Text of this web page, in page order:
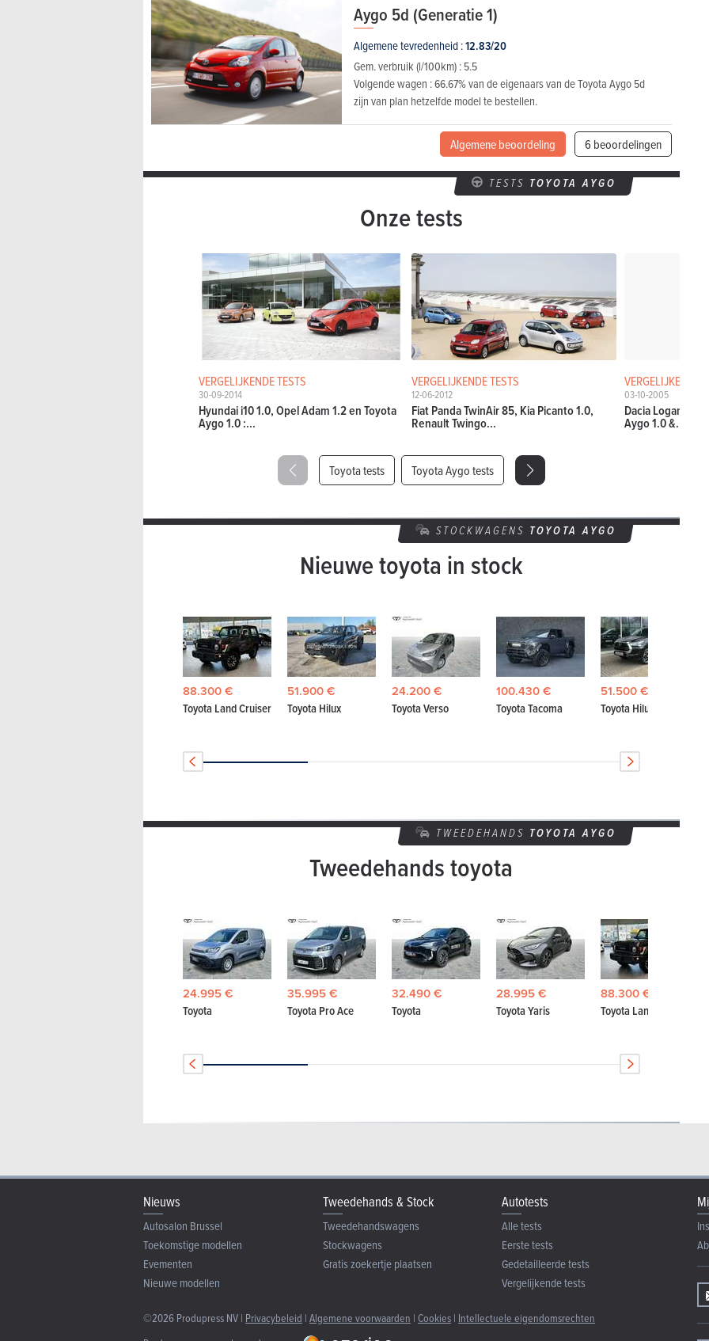
Aygo 5d (Generatie 1)
Algemene tevredenheid :12.83/20
Gem. verbruik (l/100km) :5.5
Volgende wagen :66.67% van de eigenaars van de Toyota Aygo 5d
zijn van plan hetzelfde model te bestellen.
Algemene beoordeling 6 beoordelingen
TESTS TOYOTA AYGO
Onze tests
VERGELIJKENDE TESTS
30-09-2014
Hyundai i10 1.0, Opel Adam 1.2 en Toyota
Aygo 1.0 :...
VERGELIJKENDE TESTS
12-06-2012
Fiat Panda TwinAir 85, Kia Picanto 1.0,
Renault Twingo...
VERGELIJKENDE
03-10-2005
Dacia Logan 1.4,
Aygo 1.0 &...
Toyota tests Toyota Aygo tests
STOCKWAGENS TOYOTA AYGO
Nieuwe toyota in stock
88.300 €
Toyota Land Cruiser
51.900 €
Toyota Hilux
24.200 €
Toyota Verso
100.430 €
Toyota Tacoma
51.500 €
Toyota Hilux
TWEEDEHANDS TOYOTA AYGO
Tweedehands toyota
24.995 €
Toyota
35.995 €
Toyota Pro Ace
32.490 €
Toyota
28.995 €
Toyota Yaris
88.300 €
Toyota Land Cruiser
Nieuws
Autosalon Brussel
Toekomstige modellen
Evementen
Nieuwe modellen
Tweedehands & Stock
Tweedehandswagens
Stockwagens
Gratis zoekertje plaatsen
Autotests
Alle tests
Eerste tests
Gedetailleerde tests
Vergelijkende tests
©2026 Produpress NV | Privacybeleid | Algemene voorwaarden | Cookies | Intellectuele eigendomsrechten